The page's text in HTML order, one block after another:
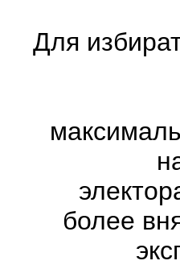
Для
более